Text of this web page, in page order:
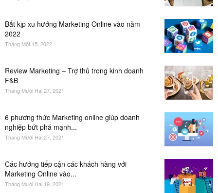
Bắt kịp xu hướng Marketing Online vào năm
2022
Tháng Một 15, 2022
Review Marketing – Trợ thủ trong kinh doanh
F&B
Tháng Mười Hai 27, 2021
6 phương thức Marketing online giúp doanh
nghiệp bứt phá mạnh...
Tháng Mười Hai 27, 2021
Các hướng tiếp cận các khách hàng với
Marketing Online vào...
Tháng Mười Hai 19, 2021